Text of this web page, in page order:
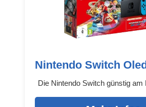
Nintendo Switch Oled
Die Nintendo Switch günstig am